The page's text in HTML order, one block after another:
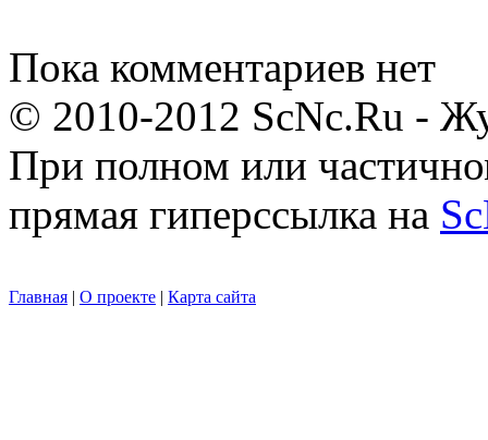
Пока комментариев нет
© 2010-2012 ScNc.Ru -
При полном или
прямая гиперссылка на
Главная | О проекте | Карта сайта